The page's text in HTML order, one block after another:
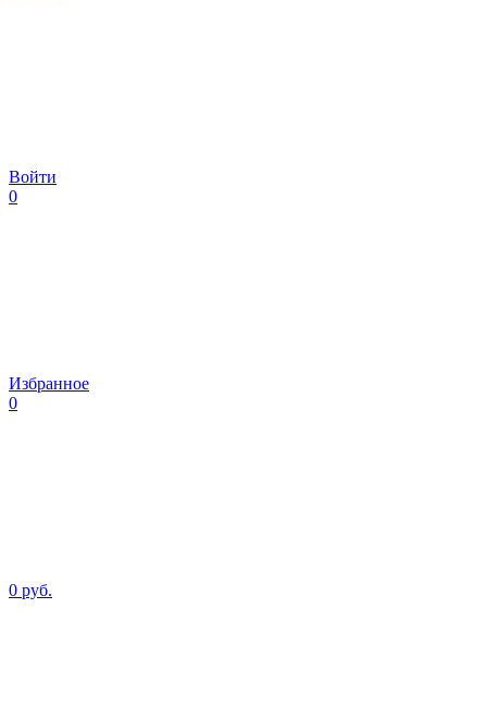
Войти
0
Избранное
0
0 руб.